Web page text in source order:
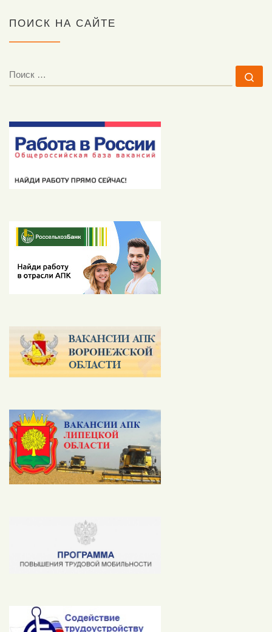
ПОИСК НА САЙТЕ
ПОИСК